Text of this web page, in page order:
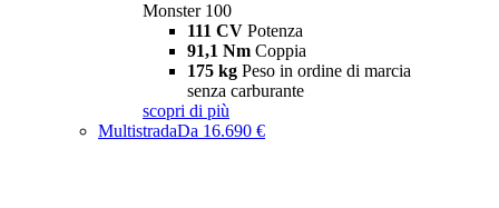
Monster 100
111 CV Potenza
91,1 Nm Coppia
175 kg Peso in ordine di marcia
senza carburante
scopri di più
MultistradaDa 16.690 €